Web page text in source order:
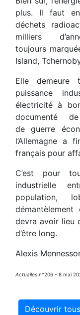
plus. Il faut
déchets
milliers
toujours
Island,
Elle demeure
puissance
électricité à
documenté
de guerre
l’Allemagne a
français pour
C’est pour
industrielle
population,
devra avoir lieu
d’être long.
Alexis
Actuailes n°206 - 8 mai
Découvrir